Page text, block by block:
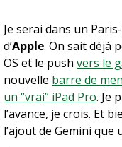
Je serai dans un
d’Apple. On sait déjà
OS et le push vers le
nouvelle barre de
un “vrai” iPad Pro. Je
l’avance, je crois. Et
l’ajout de Gemini que